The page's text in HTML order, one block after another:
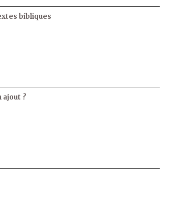
bibliques
ajout ?